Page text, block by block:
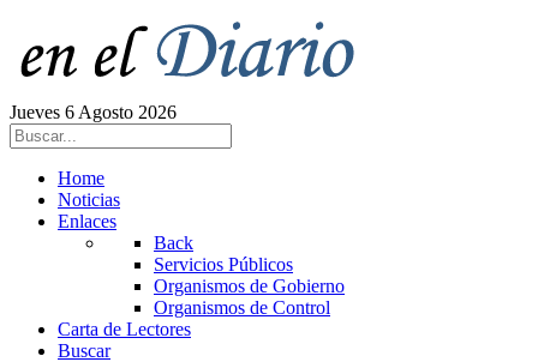
Jueves 6 Agosto 2026
Home
Noticias
Enlaces
Back
Servicios Públicos
Organismos de Gobierno
Organismos de Control
Carta de Lectores
Buscar